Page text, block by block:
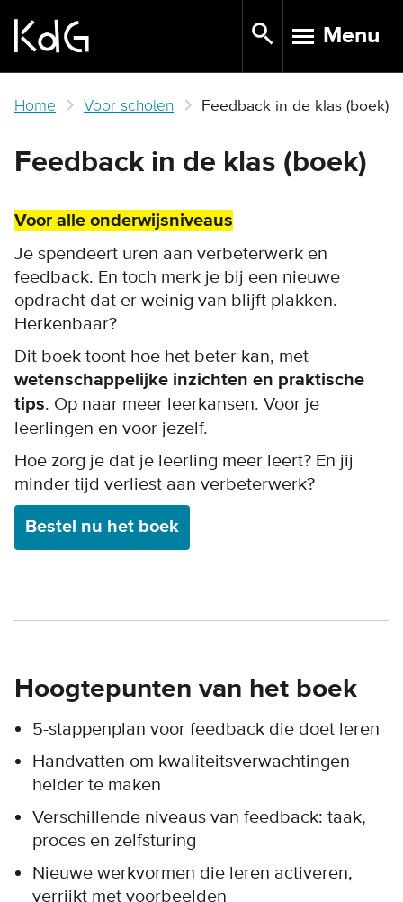
main
TOGGLE
Menu
Home Voor scholen Feedback in de klas (boek)
Feedback in de klas (boek)
Voor alle onderwijsniveaus
Je spendeert uren aan verbeterwerk en
feedback. En toch merk je bij een nieuwe
opdracht dat er weinig van blijft plakken.
Herkenbaar?
Dit boek toont hoe het beter kan, met
wetenschappelijke inzichten en praktische
tips. Op naar meer leerkansen. Voor je
leerlingen en voor jezelf.
Hoe zorg je dat je leerling meer leert? En jij
minder tijd verliest aan verbeterwerk?
Bestel nu het boek
Hoogtepunten van het boek
5-stappenplan voor feedback die doet leren
Handvatten om kwaliteitsverwachtingen
helder te maken
Verschillende niveaus van feedback: taak,
proces en zelfsturing
Nieuwe werkvormen die leren activeren,
verrijkt met voorbeelden